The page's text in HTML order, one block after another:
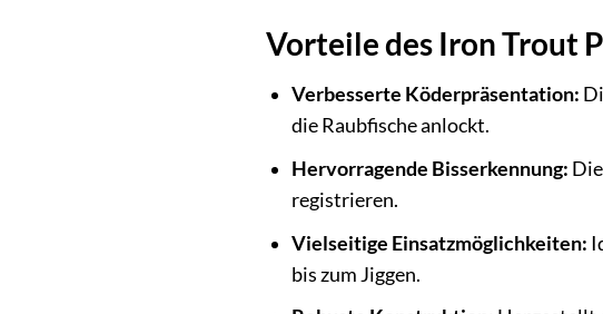
Vorteile des Iron Trout
Verbesserte Köderpräsentation:
die Raubfische anlockt.
Hervorragende Bisserkennung:
registrieren.
Vielseitige Einsatzmöglichkeiten:
bis zum Jiggen.